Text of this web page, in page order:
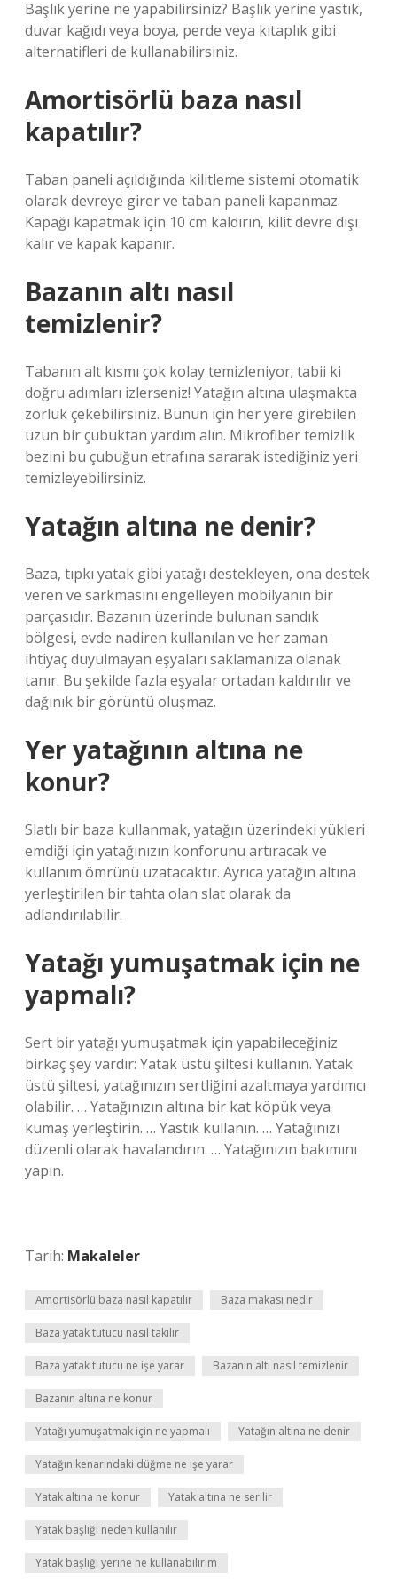
Başlık yerine ne yapabilirsiniz? Başlık yerine yastık,
duvar kağıdı veya boya, perde veya kitaplık gibi
alternatifleri de kullanabilirsiniz.
Amortisörlü baza nasıl
kapatılır?
Taban paneli açıldığında kilitleme sistemi otomatik
olarak devreye girer ve taban paneli kapanmaz.
Kapağı kapatmak için 10 cm kaldırın, kilit devre dışı
kalır ve kapak kapanır.
Bazanın altı nasıl
temizlenir?
Tabanın alt kısmı çok kolay temizleniyor; tabii ki
doğru adımları izlerseniz! Yatağın altına ulaşmakta
zorluk çekebilirsiniz. Bunun için her yere girebilen
uzun bir çubuktan yardım alın. Mikrofiber temizlik
bezini bu çubuğun etrafına sararak istediğiniz yeri
temizleyebilirsiniz.
Yatağın altına ne denir?
Baza, tıpkı yatak gibi yatağı destekleyen, ona destek
veren ve sarkmasını engelleyen mobilyanın bir
parçasıdır. Bazanın üzerinde bulunan sandık
bölgesi, evde nadiren kullanılan ve her zaman
ihtiyaç duyulmayan eşyaları saklamanıza olanak
tanır. Bu şekilde fazla eşyalar ortadan kaldırılır ve
dağınık bir görüntü oluşmaz.
Yer yatağının altına ne
konur?
Slatlı bir baza kullanmak, yatağın üzerindeki yükleri
emdiği için yatağınızın konforunu artıracak ve
kullanım ömrünü uzatacaktır. Ayrıca yatağın altına
yerleştirilen bir tahta olan slat olarak da
adlandırılabilir.
Yatağı yumuşatmak için ne
yapmalı?
Sert bir yatağı yumuşatmak için yapabileceğiniz
birkaç şey vardır: Yatak üstü şiltesi kullanın. Yatak
üstü şiltesi, yatağınızın sertliğini azaltmaya yardımcı
olabilir. … Yatağınızın altına bir kat köpük veya
kumaş yerleştirin. … Yastık kullanın. … Yatağınızı
düzenli olarak havalandırın. … Yatağınızın bakımını
yapın.
Tarih: Makaleler
Amortisörlü baza nasıl kapatılır Baza makası nedir
Baza yatak tutucu nasıl takılır
Baza yatak tutucu ne işe yarar Bazanın altı nasıl temizlenir
Bazanın altına ne konur
Yatağı yumuşatmak için ne yapmalı Yatağın altına ne denir
Yatağın kenarındaki düğme ne işe yarar
Yatak altına ne konur Yatak altına ne serilir
Yatak başlığı neden kullanılır
Yatak başlığı yerine ne kullanabilirim